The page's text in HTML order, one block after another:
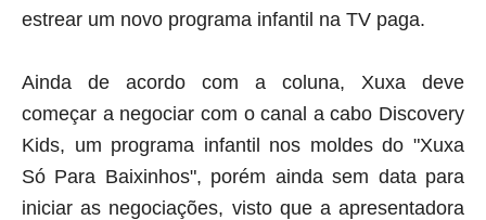
estrear um novo programa infantil na TV paga.
Ainda de acordo com a coluna, Xuxa deve
começar a negociar com o canal a cabo Discovery
Kids, um programa infantil nos moldes do "Xuxa
Só Para Baixinhos", porém ainda sem data para
iniciar as negociações, visto que a apresentadora